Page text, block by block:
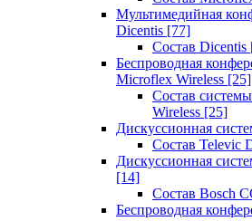
Мультимедийная
Dicentis [77]
Состав Dicentis
Беспроводная
Microflex Wireless [25]
Состав
Wireless [25]
Дискуссионная
Состав Televic
Дискуссионная
[14]
Состав Bosch
Беспроводная